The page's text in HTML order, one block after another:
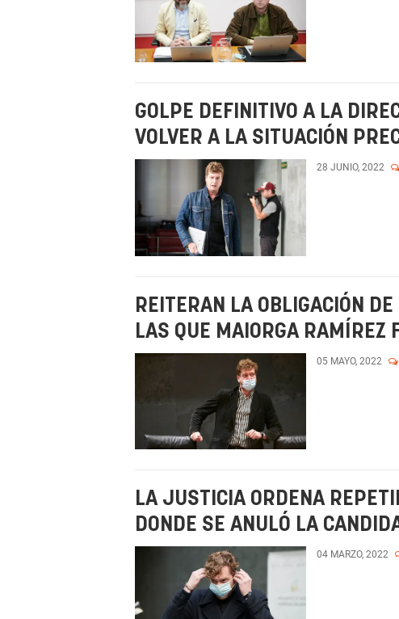
GOLPE DEFINITIVO A LA
VOLVER A LA SITUACIÓN
28 JUNIO, 2022
REITERAN LA OBLIGACIÓN
LAS QUE MAIORGA RAMÍREZ
05 MAYO, 2022
LA JUSTICIA ORDENA
DONDE SE ANULÓ LA
04 MARZO, 2022